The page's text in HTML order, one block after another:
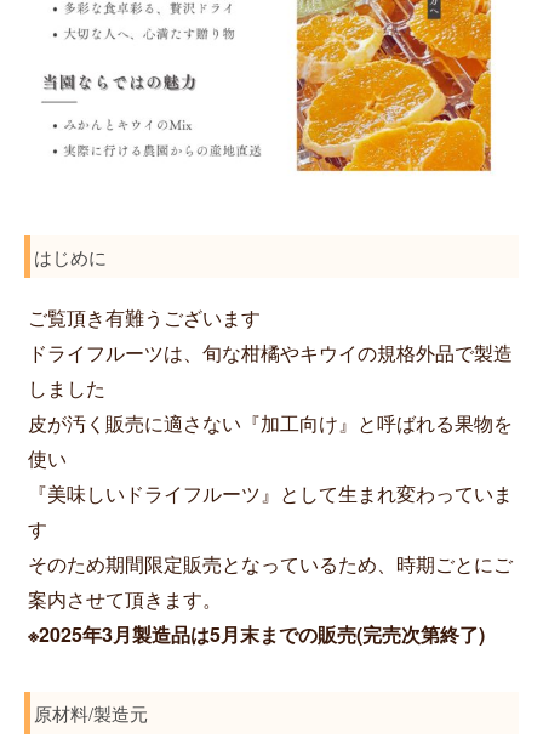
はじめに
ご覧頂き有難うございます
ドライフルーツは、旬な柑橘やキウイの規格外品で製造
しました
皮が汚く販売に適さない『加工向け』と呼ばれる果物を
使い
『美味しいドライフルーツ』として生まれ変わっていま
す
そのため期間限定販売となっているため、時期ごとにご
案内させて頂きます。
※2025年3月製造品は5月末までの販売(完売次第終了)
原材料/製造元